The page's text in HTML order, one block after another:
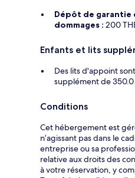
Dépôt de garantie
dommages : 200
Enfants et lits
Des lits d'appoint
supplément de 350.0
Conditions
Cet hébergement est
n’agissant pas dans le
entreprise ou sa
relative aux droits des
à votre réservation, y